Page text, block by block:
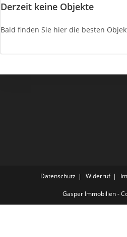
Derzeit keine Objekte
Bald finden Sie hier die besten
Datenschutz Widerruf
Gasper Immobilien -